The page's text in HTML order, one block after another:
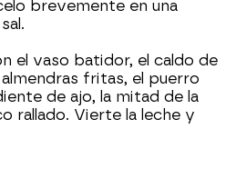
brevemente en una
el vaso batidor, el caldo de
fritas, el puerro
de ajo, la mitad de la
rallado. Vierte la leche y